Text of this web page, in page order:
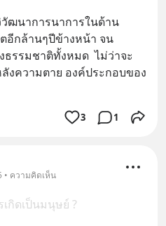
ฒนาการนาการในด้าน
อีกล้านๆปีข้างหน้า จน
รรมชาติทั้งหมด  ไม่ว่าจะ
งความตาย องค์ประกอบของ
3 1
• ความคิดเห็น
กิดเป็นมนุษย์ ?